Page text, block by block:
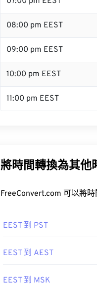
08:00 pm EEST
09:00 pm EEST
10:00 pm EEST
11:00 pm EEST
將時間轉換為其他
FreeConvert.com 可以將
EEST 到 PST
EEST 到 AEST
EEST 到 MSK